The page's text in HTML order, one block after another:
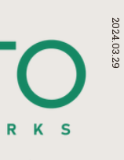
2024.03.29